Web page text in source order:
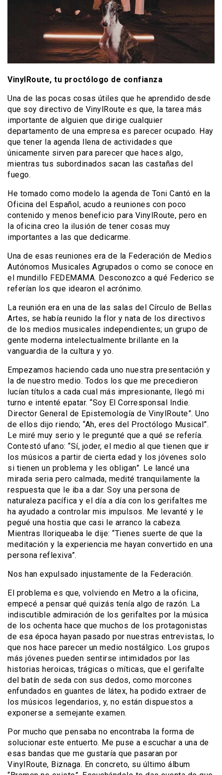
VinylRoute, tu proctólogo de confianza
Una de las pocas cosas útiles que he aprendido desde
que soy directivo de VinylRoute es que, la tarea más
importante de alguien que dirige cualquier
departamento de una empresa es parecer ocupado. Hay
que tener la agenda llena de actividades que
únicamente sirven para parecer que haces algo,
mientras tus subordinados sacan las castañas del
fuego.
He tomado como modelo la agenda de Toni Cantó en la
Oficina del Español, acudo a reuniones con poco
contenido y menos beneficio para VinylRoute, pero en
la oficina creo la ilusión de tener cosas muy
importantes a las que dedicarme.
Una de esas reuniones era de la Federación de Medios
Autónomos Musicales Agrupados o como se conoce en
el mundillo FEDEMAMA. Desconozco a qué Federico se
referían los que idearon el acrónimo.
La reunión era en una de las salas del Círculo de Bellas
Artes, se había reunido la flor y nata de los directivos
de los medios musicales independientes; un grupo de
gente moderna intelectualmente brillante en la
vanguardia de la cultura y yo.
Empezamos haciendo cada uno nuestra presentación y
la de nuestro medio. Todos los que me precedieron
lucían títulos a cada cual más impresionante, llegó mi
turno e intenté epatar. “Soy El Corresponsal Indie.
Director General de Epistemología de VinylRoute”. Uno
de ellos dijo riendo; “Ah, eres del Proctólogo Musical”.
Le miré muy serio y le pregunté que a qué se refería.
Contestó ufano: “Sí, joder, el medio al que tienen que ir
los músicos a partir de cierta edad y los jóvenes solo
si tienen un problema y les obligan”. Le lancé una
mirada seria pero calmada, medité tranquilamente la
respuesta que le iba a dar. Soy una persona de
naturaleza pacífica y el día a día con los gerifaltes me
ha ayudado a controlar mis impulsos. Me levanté y le
pegué una hostia que casi le arranco la cabeza.
Mientras lloriqueaba le dije: “Tienes suerte de que la
meditación y la experiencia me hayan convertido en una
persona reflexiva”.
Nos han expulsado injustamente de la Federación.
El problema es que, volviendo en Metro a la oficina,
empecé a pensar qué quizás tenía algo de razón. La
indiscutible admiración de los gerifaltes por la música
de los ochenta hace que muchos de los protagonistas
de esa época hayan pasado por nuestras entrevistas, lo
que nos hace parecer un medio nostálgico. Los grupos
más jóvenes pueden sentirse intimidados por las
historias heroicas, trágicas o míticas, que el gerifalte
del batín de seda con sus dedos, como morcones
enfundados en guantes de látex, ha podido extraer de
los músicos legendarios, y, no están dispuestos a
exponerse a semejante examen.
Por mucho que pensaba no encontraba la forma de
solucionar este entuerto. Me puse a escuchar a una de
esas bandas que me gustaría que pasaran por
VinylRoute, Biznaga. En concreto, su último álbum